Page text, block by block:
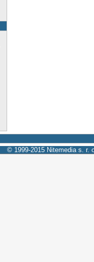
© 1999-2015 Nitemedia s. r.